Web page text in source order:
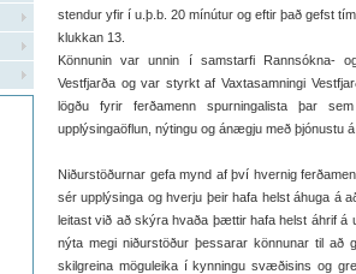
stendur yfir í u.þ.b. 20 mínútur og eftir það gefst
klukkan 13.
Könnunin var unnin í samstarfi Rannsókna-
Vestfjarða og var styrkt af Vaxtasamningi
lögðu fyrir ferðamenn spurningalista þar
upplýsingaöflun, nýtingu og ánægju með þjónustu
Niðurstöðurnar gefa mynd af því hvernig
sér upplýsinga og hverju þeir hafa helst áhuga á
leitast við að skýra hvaða þættir hafa helst áhrif á
nýta megi niðurstöður þessarar könnunar til að
skilgreina möguleika í kynningu svæðisins og